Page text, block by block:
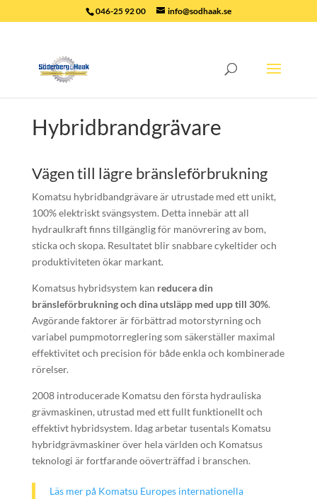
046-25 92 00 info@sodhaak.se
Hybridbrandgrävare
Vägen till lägre bränsleförbrukning
Komatsu hybridbandgrävare är utrustade med ett unikt,
100% elektriskt svängsystem. Detta innebär att all
hydraulkraft finns tillgänglig för manövrering av bom,
sticka och skopa. Resultatet blir snabbare cykeltider och
produktiviteten ökar markant.
Komatsus hybridsystem kan reducera din
bränsleförbrukning och dina utsläpp med upp till 30%.
Avgörande faktorer är förbättrad motorstyrning och
variabel pumpmotorreglering som säkerställer maximal
effektivitet och precision för både enkla och kombinerade
rörelser.
2008 introducerade Komatsu den första hydrauliska
grävmaskinen, utrustad med ett fullt funktionellt och
effektivt hybridsystem. Idag arbetar tusentals Komatsu
hybridgrävmaskiner över hela världen och Komatsus
teknologi är fortfarande oöverträffad i branschen.
Läs mer på Komatsu Europes internationella